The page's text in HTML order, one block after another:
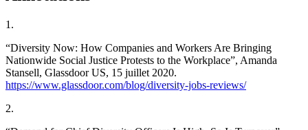
1.
“Diversity Now: How Companies and Workers Are Bringing
Nationwide Social Justice Protests to the Workplace”, Amanda
Stansell, Glassdoor US, 15 juillet 2020.
https://www.glassdoor.com/blog/diversity-jobs-reviews/
2.